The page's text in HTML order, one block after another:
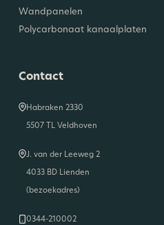
Wandpanelen
Polycarbonaat kanaalplaten
Contact
Habraken 2330
5507 TL Veldhoven
J. van der Leeweg 2
4033 BD Lienden
(bezoekadres)
0344-210002